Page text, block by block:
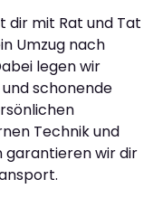
dir mit Rat und Tat
Umzug nach
legen wir
schonende
Technik und
wir dir